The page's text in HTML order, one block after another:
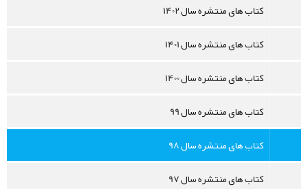
کتاب های منتشره سال 1402
کتاب های منتشره سال 1401
کتاب های منتشره سال 1400
کتاب های منتشره سال 99
کتاب های منتشره سال 98
کتاب های منتشره سال 97